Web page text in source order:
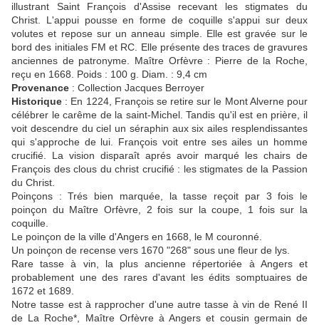
illustrant Saint François d'Assise recevant les stigmates du
Christ. L'appui pousse en forme de coquille s'appui sur deux
volutes et repose sur un anneau simple. Elle est gravée sur le
bord des initiales FM et RC. Elle présente des traces de gravures
anciennes de patronyme. Maître Orfèvre : Pierre de la Roche,
reçu en 1668. Poids : 100 g. Diam. : 9,4 cm
Provenance : Collection Jacques Berroyer
Historique : En 1224, François se retire sur le Mont Alverne pour
célébrer le carême de la saint-Michel.Tandis qu'il est en prière, il
voit descendre du ciel un séraphin aux six ailes resplendissantes
qui s'approche de lui. François voit entre ses ailes un homme
crucifié. La vision disparaît aprés avoir marqué les chairs de
François des clous du christ crucifié : les stigmates de la Passion
du Christ.
Poinçons : Trés bien marquée, la tasse reçoit par 3 fois le
poinçon du Maître Orfèvre, 2 fois sur la coupe, 1 fois sur la
coquille.
Le poinçon de la ville d'Angers en 1668, le M couronné.
Un poinçon de recense vers 1670 "268" sous une fleur de lys.
Rare tasse à vin, la plus ancienne répertoriée à Angers et
probablement une des rares d'avant les édits somptuaires de
1672 et 1689.
Notre tasse est à rapprocher d'une autre tasse à vin de René II
de La Roche*, Maître Orfèvre à Angers et cousin germain de